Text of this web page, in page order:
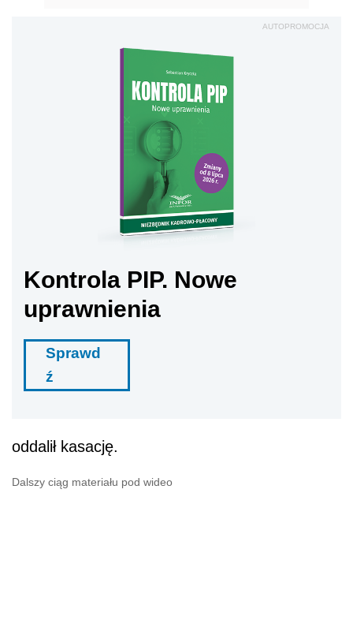
AUTOPROMOCJA
Kontrola PIP. Nowe
uprawnienia
Sprawd
ź
oddalił kasację.
Dalszy ciąg materiału pod wideo